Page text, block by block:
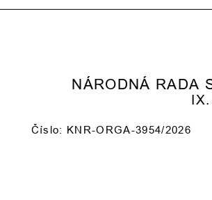
NÁRODNÁ RADA
Číslo: KNR-ORGA-3954/2026